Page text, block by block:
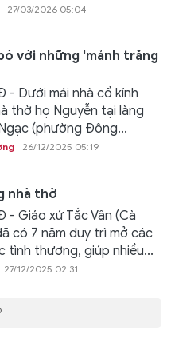
27/03/2026 05:04
với những 'mảnh trăng
- Dưới mái nhà cổ kính
thờ họ Nguyễn tại làng
(phường Đông...
26/12/2025 05:19
nhà thờ
- Giáo xứ Tắc Vân (Cà
có 7 năm duy trì mở các
tình thương, giúp nhiều...
27/12/2025 02:31